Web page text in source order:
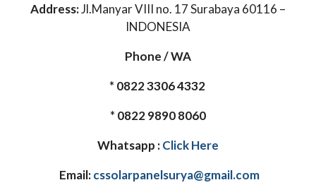
Address:Jl.Manyar VIII no. 17 Surabaya 60116 –
INDONESIA
Phone / WA
* 0822 3306 4332
* 0822 9890 8060
Whatsapp :Click Here
Email:cssolarpanelsurya@gmail.com